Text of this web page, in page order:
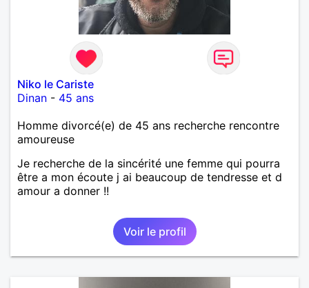
Niko le Cariste
Dinan - 45 ans
Homme divorcé(e) de 45 ans recherche rencontre
amoureuse
Je recherche de la sincérité une femme qui pourra
être a mon écoute j ai beaucoup de tendresse et d
amour a donner !!
Voir le profil